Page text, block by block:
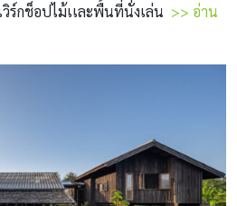
ร์กช็อปไม้เเละพื้นที่นั่งเล่น >> อ่าน